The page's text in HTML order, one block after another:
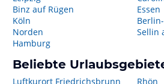
Binz auf Rügen
Köln
Norden
Hamburg
Essen
Sellin
Beliebte
Luftkurort Friedrichsbrunn
Rhön